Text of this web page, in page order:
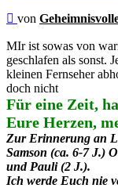
Beitrag
von
MIr ist sowas von
geschlafen als sonst.
kleinen Fernseher
doch nicht
Für eine Zeit,
Eure Herzen,
Zur Erinnerung an
Samson (ca. 6-7 J.)
und Pauli (2 J.).
Ich werde Euch nie